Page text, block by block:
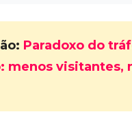
Paradoxo do
menos visitantes,